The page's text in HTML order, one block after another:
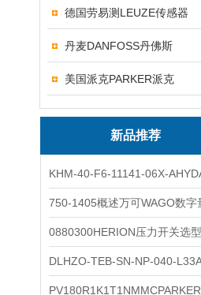
德国劳易测LEUZE传感器
丹麦DANFOSS丹佛斯
美国派克PARKER派克
新品推荐